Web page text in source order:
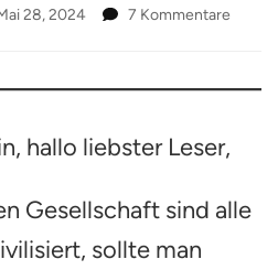
28, 2024 7 Kommentare
normal
hallo liebster Leser,
Gesellschaft sind alle
sollte man